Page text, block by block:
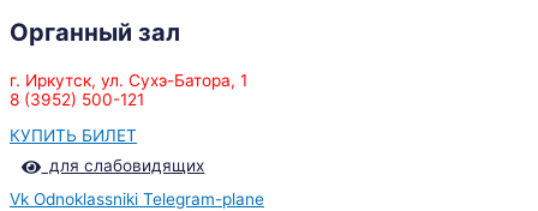
Органный зал
г. Иркутск, ул. Сухэ-Батора, 1
8 (3952) 500-121
КУПИТЬ БИЛЕТ
для слабовидящих
Vk Odnoklassniki Telegram-plane